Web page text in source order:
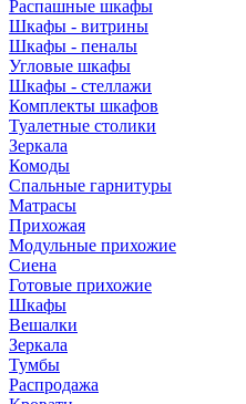
Распашные шкафы
Шкафы - витрины
Шкафы - пеналы
Угловые шкафы
Шкафы - стеллажи
Комплекты шкафов
Туалетные столики
Зеркала
Комоды
Спальные гарнитуры
Матрасы
Прихожая
Модульные прихожие
Сиена
Готовые прихожие
Шкафы
Вешалки
Зеркала
Тумбы
Распродажа